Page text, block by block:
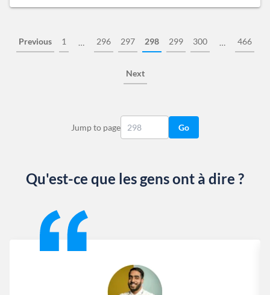
Previous 1 … 296 297 298 299 300 … 466
Next
Jump to page Go
Qu'est-ce que les gens ont à dire ?